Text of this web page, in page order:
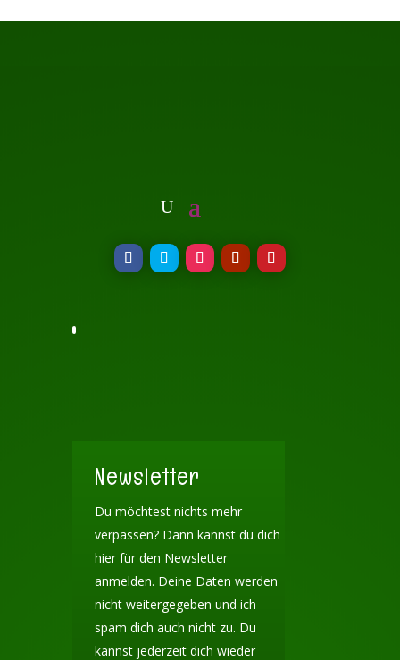
Newsletter
Du möchtest nichts mehr
verpassen? Dann kannst du dich
hier für den Newsletter
anmelden. Deine Daten werden
nicht weitergegeben und ich
spam dich auch nicht zu. Du
kannst jederzeit dich wieder